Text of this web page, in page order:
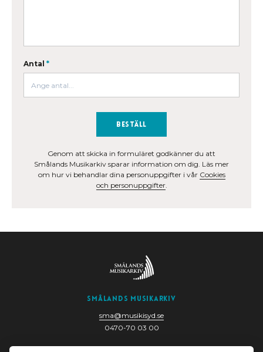
Antal *
Beställ
Genom att skicka in formuläret godkänner du att
Smålands Musikarkiv sparar information om dig. Läs mer
om hur vi behandlar dina personuppgifter i vår Cookies
och personuppgifter.
Smålands Musikarkiv
sma@musikisyd.se
0470-70 03 00